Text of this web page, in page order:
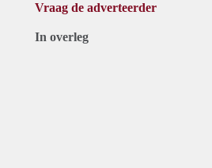
Vraag de adverteerder
In overleg